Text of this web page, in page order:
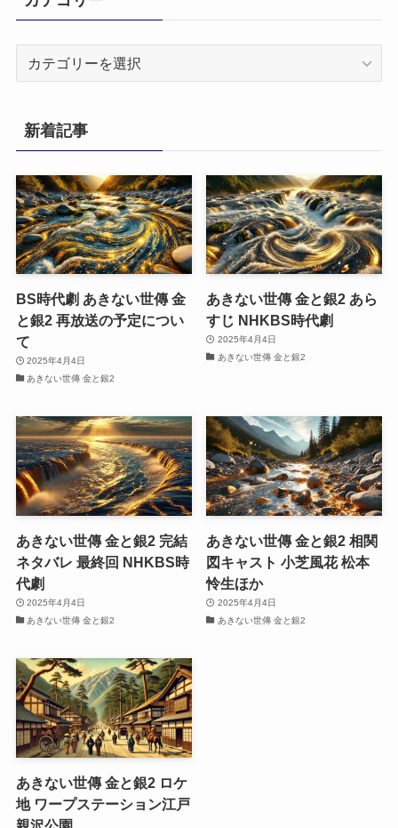
リ
ー
新着記事
BS時代劇 あきない世傳 金
と銀2 再放送の予定につい
て
2025年4月4日
あきない世傳 金と銀2
あきない世傳 金と銀2 あら
すじ NHKBS時代劇
2025年4月4日
あきない世傳 金と銀2
あきない世傳 金と銀2 完結
ネタバレ 最終回 NHKBS時
代劇
2025年4月4日
あきない世傳 金と銀2
あきない世傳 金と銀2 相関
図キャスト 小芝風花 松本
怜生ほか
2025年4月4日
あきない世傳 金と銀2
あきない世傳 金と銀2 ロケ
地 ワープステーション江戸